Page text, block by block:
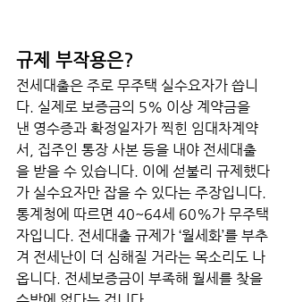
규제 부작용은?
전세대출은 주로 무주택 실수요자가 씁니
다. 실제로 보증금의 5% 이상 계약금을
낸 영수증과 확정일자가 찍힌 임대차계약
서, 집주인 통장 사본 등을 내야 전세대출
을 받을 수 있습니다. 이에 섣불리 규제했다
가 실수요자만 잡을 수 있다는 주장입니다.
통계청에 따르면 40~64세 60%가 무주택
자입니다. 전세대출 규제가 ‘월세화’를 부추
겨 전세난이 더 심해질 거라는 목소리도 나
옵니다. 전세보증금이 부족해 월세를 찾을